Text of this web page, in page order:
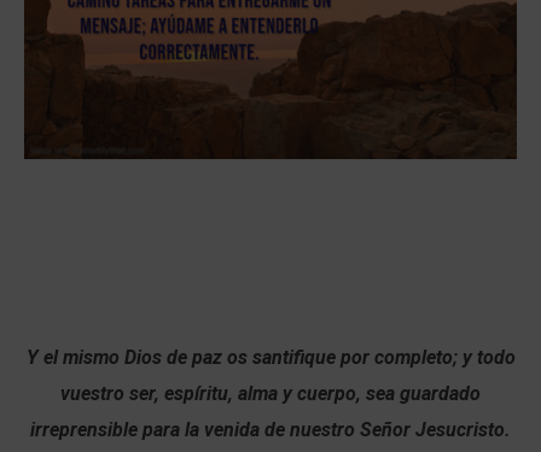
Y el mismo Dios de paz os santifique por completo; y todo
vuestro ser, espíritu, alma y cuerpo, sea guardado
irreprensible para la venida de nuestro Señor Jesucristo.